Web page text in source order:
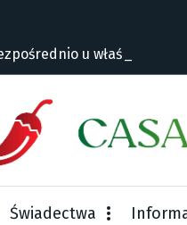
u właściciela
Świadectwa